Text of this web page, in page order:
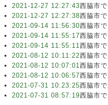
2021-12-27 12:27:43西脇市で
2021-12-27 12:27:38西脇市で
2021-09-14 11:56:30西脇市で
2021-09-14 11:55:17西脇市で
2021-09-14 11:55:11西脇市で
2021-08-12 10:11:22西脇市で
2021-08-12 10:07:01西脇市で
2021-08-12 10:06:57西脇市で
2021-07-31 10:23:25西脇市で
2021-07-31 08:57:19西脇市で